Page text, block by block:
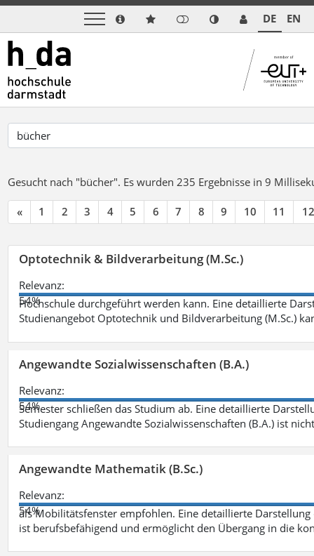
DE EN
Gesucht nach "bücher". Es wurden 235 Ergebnisse in 9
« 1 2 3 4 5 6 7 8 9 10 11 12
Optotechnik & Bildverarbeitung (M.Sc.)
Relevanz:
54%
Hochschule durchgeführt werden kann. Eine detaillierte
Studienangebot Optotechnik und Bildverarbeitung (M.Sc.)
Angewandte Sozialwissenschaften (B.A.)
Relevanz:
54%
Semester schließen das Studium ab. Eine detaillierte
Studiengang Angewandte Sozialwissenschaften (B.A.) ist
Angewandte Mathematik (B.Sc.)
Relevanz:
54%
als Mobilitätsfenster empfohlen. Eine detaillierte
ist berufsbefähigend und ermöglicht den Übergang in die